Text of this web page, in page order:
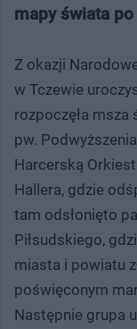
mapy świata
Z okazji
w Tczewie
rozpoczęła msza
pw.
Harcerską
Hallera, gdzie
tam odsłonięto
Piłsudskiego,
miasta i powiatu
poświęconym
Następnie grupa